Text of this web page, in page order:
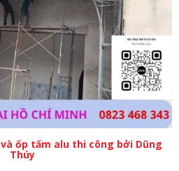
ốp tấm alu thi công bởi Dũng
Thúy